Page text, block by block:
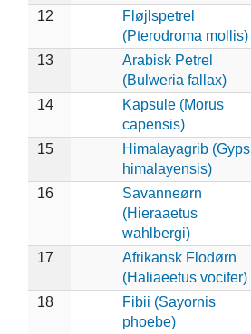
12
Fløjlspetrel
(Pterodroma mollis)
13
Arabisk Petrel
(Bulweria fallax)
14
Kapsule (Morus
capensis)
15
Himalayagrib (Gyps
himalayensis)
16
Savanneørn
(Hieraaetus
wahlbergi)
17
Afrikansk Flodørn
(Haliaeetus vocifer)
18
Fibii (Sayornis
phoebe)